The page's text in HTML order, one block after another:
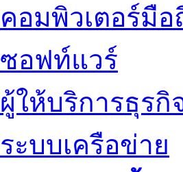
คอมพิวเตอร์มือ
ซอฟท์แวร์
ผู้ให้บริการธุรกิ
ระบบเครือข่าย